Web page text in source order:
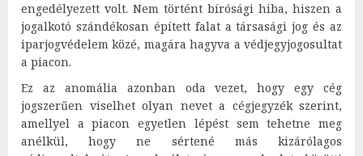
engedélyezett volt. Nem történt bírósági hiba, hiszen a
jogalkotó szándékosan épített falat a társasági jog és az
iparjogvédelem közé, magára hagyva a védjegyjogosultat
a piacon.
Ez az anomália azonban oda vezet, hogy egy cég
jogszerűen viselhet olyan nevet a cégjegyzék szerint,
amellyel a piacon egyetlen lépést sem tehetne meg
anélkül, hogy ne sértené más kizárólagos